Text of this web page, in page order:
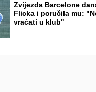
Zvijezda Barcelone
Flicka i poručila mu:
vraćati u klub"